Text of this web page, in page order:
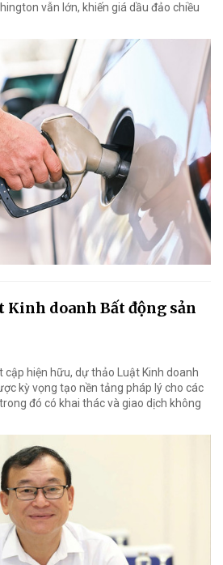
vẫn lớn, khiến giá dầu đảo chiều
Kinh doanh Bất động sản
cập hiện hữu, dự thảo Luật Kinh doanh
kỳ vọng tạo nền tảng pháp lý cho các
đó có khai thác và giao dịch không